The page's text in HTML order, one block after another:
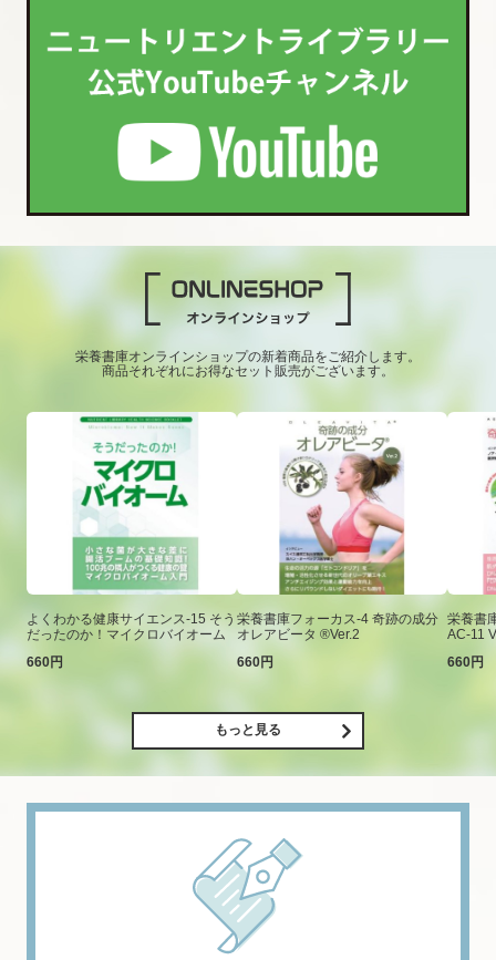
栄養書庫オンラインショップの新着商品をご紹介します。
商品それぞれにお得なセット販売がございます。
よくわかる健康サイエンス-15 そう
だったのか！マイクロバイオーム
660円
栄養書庫フォーカス-4 奇跡の成分
オレアビータ ®Ver.2
660円
栄養書
AC-11
660円
もっと見る